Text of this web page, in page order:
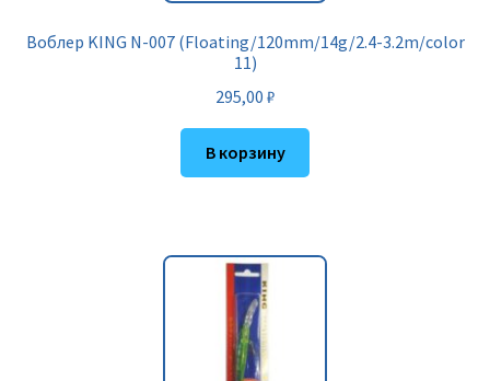
Воблер KING N-007 (Floating/120mm/14g/2.4-3.2m/color
11)
295,00 ₽
В корзину